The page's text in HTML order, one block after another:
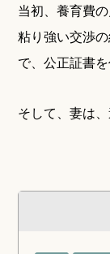
当初、養育費
粘り強い交渉
で、公正証書を
そして、妻は